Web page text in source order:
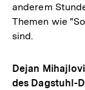
anderem
Themen wie
sind.
Dejan
des Dagstuhl-